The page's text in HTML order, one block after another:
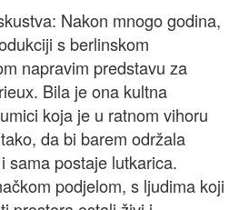
Nakon mnogo godina,
s berlinskom
napravim predstavu za
Bila je ona kultna
koja je u ratnom vihoru
da bi barem održala
sama postaje lutkarica.
podjelom, s ljudima koji